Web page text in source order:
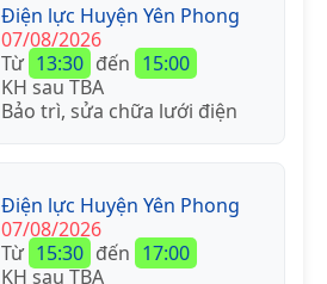
Điện lực Huyện Yên Phong
07/08/2026
Từ 13:30 đến 15:00
KH sau TBA
Bảo trì, sửa chữa lưới điện
Điện lực Huyện Yên Phong
07/08/2026
Từ 15:30 đến 17:00
KH sau TBA